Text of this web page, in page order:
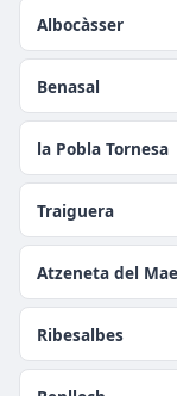
Albocàsser
Benasal
la Pobla Tornesa
Traiguera
Atzeneta del
Ribesalbes